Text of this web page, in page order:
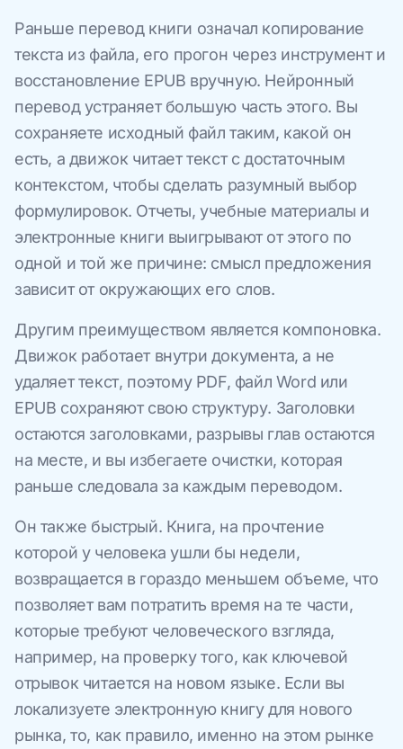
Раньше перевод книги означал копирование
текста из файла, его прогон через инструмент и
восстановление EPUB вручную. Нейронный
перевод устраняет большую часть этого. Вы
сохраняете исходный файл таким, какой он
есть, а движок читает текст с достаточным
контекстом, чтобы сделать разумный выбор
формулировок. Отчеты, учебные материалы и
электронные книги выигрывают от этого по
одной и той же причине: смысл предложения
зависит от окружающих его слов.
Другим преимуществом является компоновка.
Движок работает внутри документа, а не
удаляет текст, поэтому PDF, файл Word или
EPUB сохраняют свою структуру. Заголовки
остаются заголовками, разрывы глав остаются
на месте, и вы избегаете очистки, которая
раньше следовала за каждым переводом.
Он также быстрый. Книга, на прочтение
которой у человека ушли бы недели,
возвращается в гораздо меньшем объеме, что
позволяет вам потратить время на те части,
которые требуют человеческого взгляда,
например, на проверку того, как ключевой
отрывок читается на новом языке. Если вы
локализуете электронную книгу для нового
рынка, то, как правило, именно на этом рынке